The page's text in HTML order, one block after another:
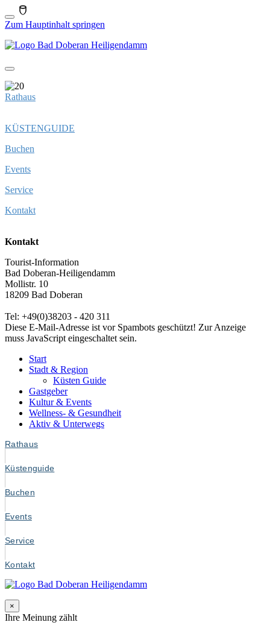
Zum Hauptinhalt springen
Rathaus
KÜSTENGUIDE
Buchen
Events
Service
Kontakt
Kontakt
Tourist-Information
Bad Doberan-Heiligendamm
Mollistr. 10
18209 Bad Doberan
Tel: +49(0)38203 - 420 311
Diese E-Mail-Adresse ist vor Spambots geschützt! Zur Anzeige
muss JavaScript eingeschaltet sein.
Start
Stadt & Region
Küsten Guide
Gastgeber
Kultur & Events
Wellness- & Gesundheit
Aktiv & Unterwegs
Rathaus
Küstenguide
Buchen
Events
Service
Kontakt
×
Ihre Meinung zählt